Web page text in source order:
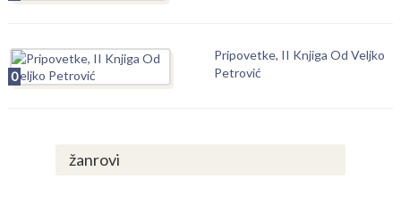
0
Pripovetke, II Knjiga Od Veljko
Petrović
žanrovi